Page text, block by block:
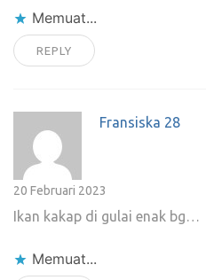
Memuat...
REPLY
Fransiska 28
20 Februari 2023
Ikan kakap di gulai enak bg…
Memuat...